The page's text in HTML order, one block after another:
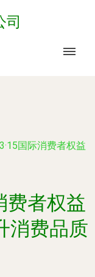
司
国际消费者权益
费者权益
消费品质